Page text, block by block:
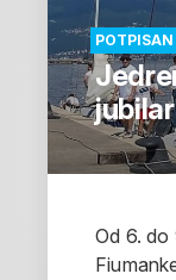
Od 6. do